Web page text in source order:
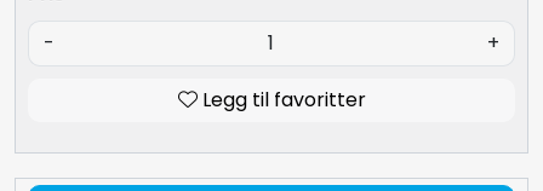
- +
Legg til favoritter